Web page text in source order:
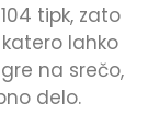
tipk, zato
lahko
na srečo,
delo.